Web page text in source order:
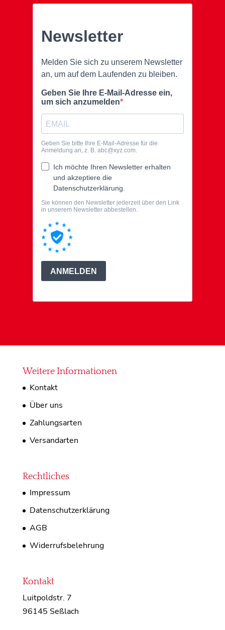
Weitere Informationen
Kontakt
Über uns
Zahlungsarten
Versandarten
Rechtliches
Impressum
Datenschutzerklärung
AGB
Widerrufsbelehrung
Kontakt
Luitpoldstr. 7
96145 Seßlach